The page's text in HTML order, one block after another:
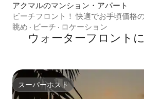
アクマルのマンション・アパート
ビーチフロント！ 快適でお手頃価格
眺め · ビーチ · ロケーション
ウォーターフロント
スーパーホスト
スーパーホスト